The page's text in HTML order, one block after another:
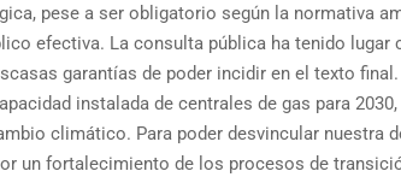
pese a ser obligatorio según la normativa
efectiva. La consulta pública ha tenido lugar
garantías de poder incidir en el texto final.
instalada de centrales de gas para
climático. Para poder desvincular nuestra
un fortalecimiento de los procesos de